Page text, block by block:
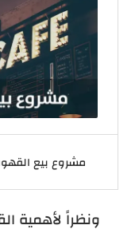
مشروع بيع
ونظراً لأهمية